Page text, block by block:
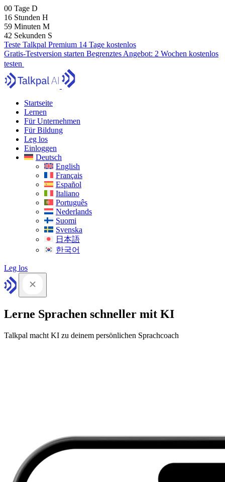
00 Tage D
16 Stunden H
59 Minuten M
40 Sekunden S
Teste Talkpal Premium 14 Tage kostenlos
Gratis-Testversion starten Begrenztes Angebot: 2 Wochen kostenlos
testen
Startseite
Lernen
Für Unternehmen
Für Bildung
Leg los
Einloggen
Deutsch
English
Français
Español
Italiano
Português
Nederlands
Suomi
Svenska
日本語
한국어
Leg los
Lerne Sprachen schneller mit KI
Talkpal macht KI zu deinem persönlichen Sprachcoach